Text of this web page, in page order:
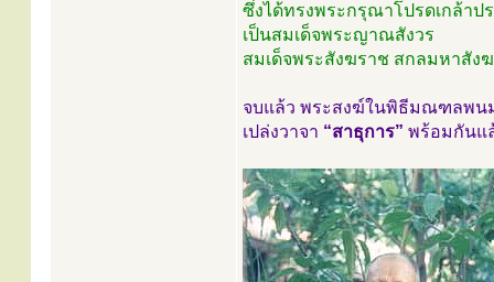
ซึ่งได้ทรงพระกรุณาโปรดเกล้าป
เป็นสมเด็จพระญาณสังวร
สมเด็จพระสังฆราช สกลมหาสั
จบแล้ว พระสงฆ์ในพิธีมณฑลพน
เปล่งวาจา “สาธุการ” พร้อมกันแ